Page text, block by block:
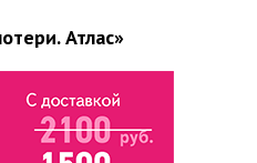
Атлас»